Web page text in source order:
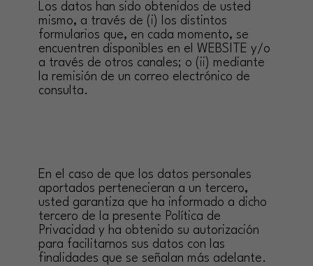
Los datos han sido obtenidos de usted
mismo, a través de (i) los distintos
formularios que, en cada momento, se
encuentren disponibles en el WEBSITE y/o
a través de otros canales; o (ii) mediante
la remisión de un correo electrónico de
consulta.
En el caso de que los datos personales
aportados pertenecieran a un tercero,
usted garantiza que ha informado a dicho
tercero de la presente Política de
Privacidad y ha obtenido su autorización
para facilitarnos sus datos con las
finalidades que se señalan más adelante.